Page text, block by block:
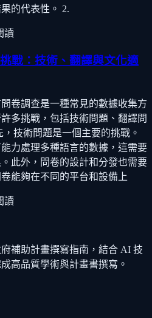
的代表性。 2.
讀
戰：技術、翻譯與文化適
卷調查是一種常見的數據收集方
多挑戰，包括技術問題、翻譯問
技術問題是一個主要的挑戰。
力處理多種語言的數據，這需要
此外，問卷的設計和分發也需要
能夠在不同的平台和設備上
讀
補助計畫撰寫指南，結合 AI 技
高品質學術與計畫書撰寫。